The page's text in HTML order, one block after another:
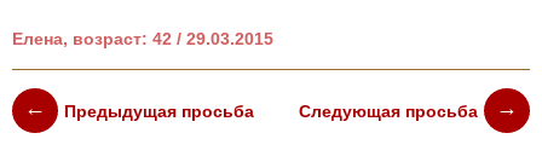
Елена, возраст: 42 / 29.03.2015
Предыдущая просьба Следующая просьба